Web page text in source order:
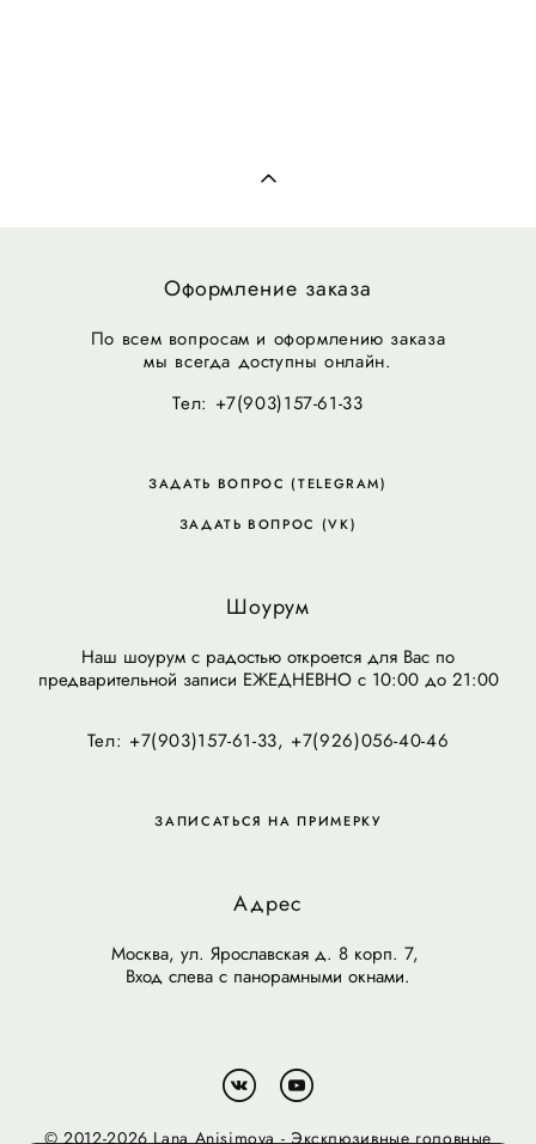
Оформление заказа
По всем вопросам и оформлению заказа
мы всегда доступны онлайн.
Тел: +7(903)157-61-33
ЗАДАТЬ ВОПРОС (TELEGRAM)
ЗАДАТЬ ВОПРОС (VK)
Шоурум
Наш шоурум с радостью откроется для Вас по
предварительной записи ЕЖЕДНЕВНО с 10:00 до 21:00
Тел: +7(903)157-61-33, +7(926)056-40-46
ЗАПИСАТЬСЯ НА ПРИМЕРКУ
Адрес
Москва, ул. Ярославская д. 8 корп. 7,
Вход слева с панорамными окнами.
© 2012-2026 Lana Anisimova - Эксклюзивные головные